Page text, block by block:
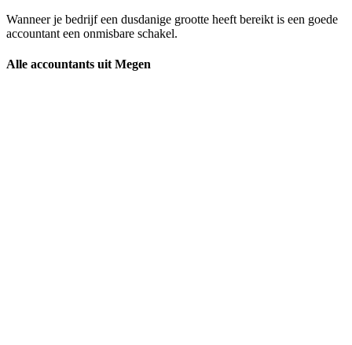
Wanneer je bedrijf een dusdanige grootte heeft bereikt is een goede
accountant een onmisbare schakel.
Alle accountants uit Megen